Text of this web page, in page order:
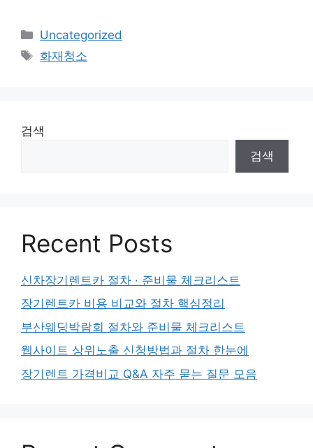
Categories
Uncategorized
Tags
화재청소
검색
검색
Recent Posts
신차장기렌트카 절차 · 준비물 체크리스트
장기렌트카 비용 비교와 절차 핵심정리
부산웨딩박람회 절차와 준비물 체크리스트
웹사이트 상위노출 신청방법과 절차 한눈에
장기렌트 가격비교 Q&A 자주 묻는 질문 모음